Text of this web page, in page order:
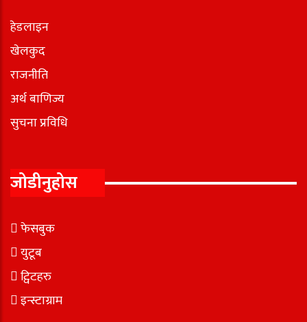
हेडलाइन
खेलकुद
राजनीति
अर्थ बाणिज्य
सुचना प्रविधि
जोडीनुहोस
फेसबुक
युटूब
ट्विटहरु
इन्स्टाग्राम